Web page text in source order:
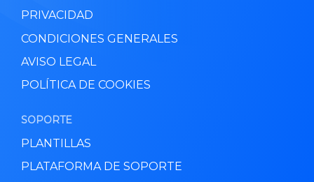
PRIVACIDAD
CONDICIONES GENERALES
AVISO LEGAL
POLÍTICA DE COOKIES
SOPORTE
PLANTILLAS
PLATAFORMA DE SOPORTE